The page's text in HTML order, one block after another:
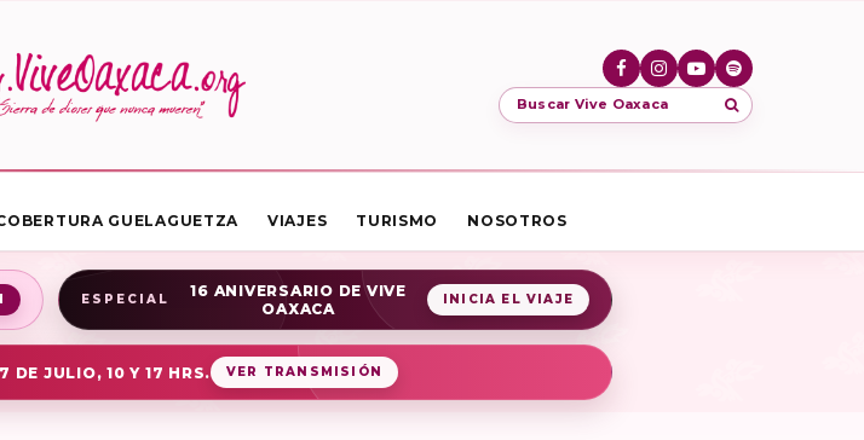
Buscar Vive Oaxaca
GUELAGUETZA VIAJES TURISMO NOSOTROS
ESPECIAL
16 ANIVERSARIO DE VIVE
OAXACA
INICIA EL VIAJE
DE JULIO, 10 Y 17 HRS. VER TRANSMISIÓN